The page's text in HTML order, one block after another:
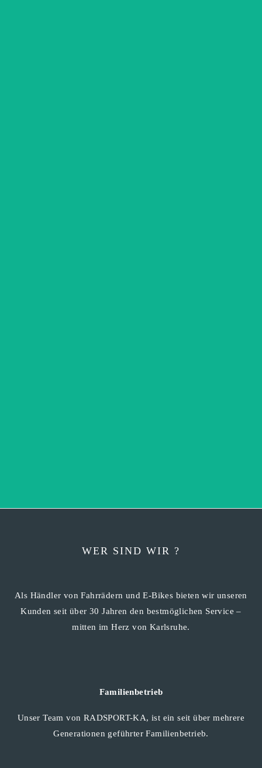
WER SIND WIR ?
Als Händler von Fahrrädern und E-Bikes bieten wir unseren
Kunden seit über 30 Jahren den bestmöglichen Service –
mitten im Herz von Karlsruhe.
Familienbetrieb
Unser Team von RADSPORT-KA, ist ein seit über mehrere
Generationen geführter Familienbetrieb.